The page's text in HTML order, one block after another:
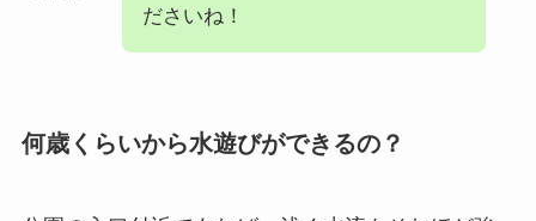
ださいね！
何歳くらいから水遊びができるの？